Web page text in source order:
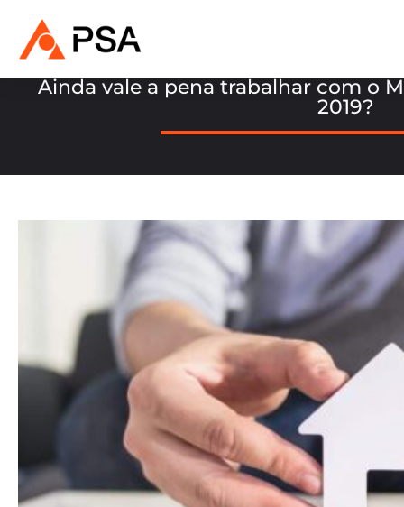
Ainda vale a pena trabalhar com o
2019?